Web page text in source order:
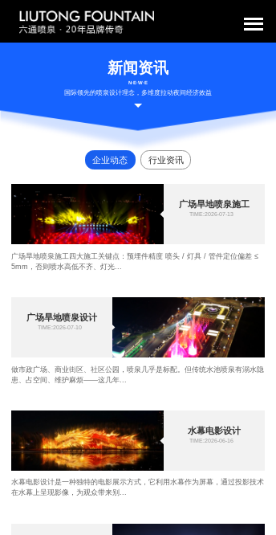
新闻资讯
N·E·W·E
国际领先的喷泉设计理念，多维度拉动夜间经济效益
企业动态 行业资讯
广场旱地喷泉施工
TIME:2026-07-13
广场旱地喷泉施工四大施工关键点：预埋件精度 喷头 / 灯具 / 管件定位偏差 ≤
5mm，否则喷水高低不齐、灯光...
广场旱地喷泉设计
TIME:2026-07-10
做市政广场、商业街区、社区公园，喷泉几乎是标配。但传统水池喷泉有溺水隐
患、占空间、维护麻烦——这几年...
水幕电影设计
TIME:2026-06-16
水幕电影设计是一种独特的电影展示方式，它利用水幕作为屏幕，通过投影技术
在水幕上呈现影像，为观众带来别...